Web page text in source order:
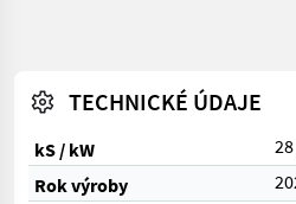
TECHNICKÉ ÚDAJE
kS / kW
Rok výroby